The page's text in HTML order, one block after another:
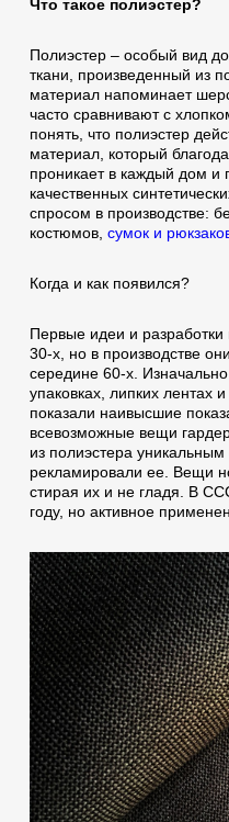
Что такое полиэстер?
Полиэстер – особый вид
ткани, произведенный из
материал напоминает
часто сравнивают с
понять, что полиэстер
материал, который
проникает в каждый дом и
качественных
спросом в производстве:
костюмов, сумок и
Когда и как появился?
Первые идеи и
30-х, но в производстве
середине 60-х.
упаковках, липких лентах
показали наивысшие
всевозможные вещи
из полиэстера
рекламировали ее. Вещи
стирая их и не гладя. В
году, но активное